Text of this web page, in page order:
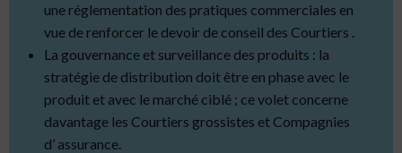
une réglementation des pratiques commerciales en
vue de renforcer le devoir de conseil des Courtiers .
La gouvernance et surveillance des produits : la
stratégie de distribution doit être en phase avec le
produit et avec le marché ciblé ; ce volet concerne
davantage les Courtiers grossistes et Compagnies
d’ assurance.